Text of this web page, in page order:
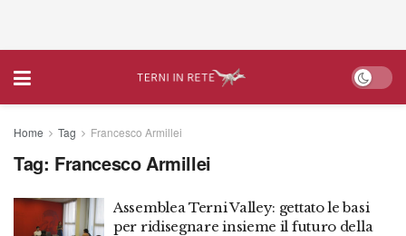
Home Tag Francesco Armillei
Tag: Francesco Armillei
Assemblea Terni Valley: gettato le basi
per ridisegnare insieme il futuro della